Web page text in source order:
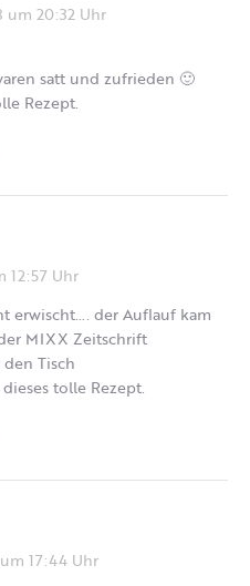
um 20:32 Uhr
satt und zufrieden 🙂
Rezept.
12:57 Uhr
erwischt…. der Auflauf kam
MIXX Zeitschrift
Tisch
tolle Rezept.
17:44 Uhr